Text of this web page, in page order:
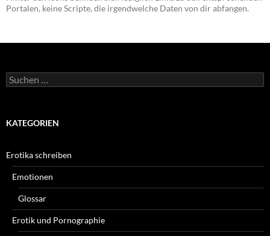
Portalen, keine Scripte, die irgendwelche Daten von dir abfangen.
Suchen
nach:
KATEGORIEN
Erotika schreiben
Emotionen
Glossar
Erotik und Pornographie